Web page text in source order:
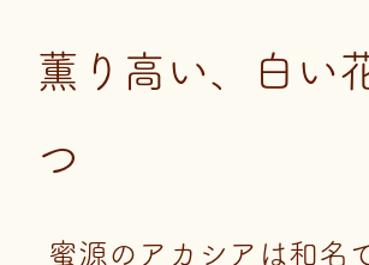
薫り高い、白い
つ
蜜源のアカシアは和名